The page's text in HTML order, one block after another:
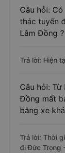
Câu hỏi:
thác tuyến
Lâm Đồng ?
Trả lời: Hiện
Câu hỏi:
Đồng mất
bằng xe
Trả lời: Thời
đi Đức Trọng